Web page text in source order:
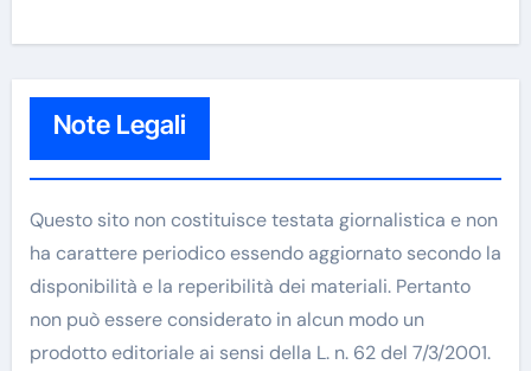
Note Legali
Questo sito non costituisce testata giornalistica e non
ha carattere periodico essendo aggiornato secondo la
disponibilità e la reperibilità dei materiali. Pertanto
non può essere considerato in alcun modo un
prodotto editoriale ai sensi della L. n. 62 del 7/3/2001.